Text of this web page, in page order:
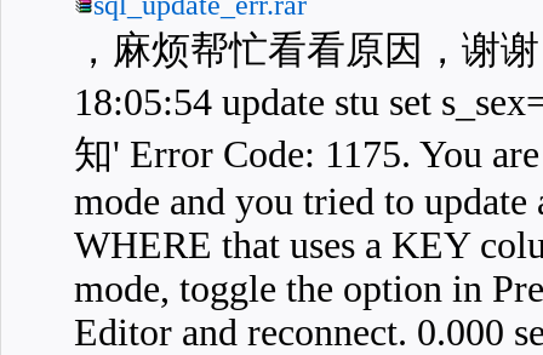
，麻烦帮忙看看原因，谢谢
18:05:54 update stu set
知' Error Code: 1175. You
mode and you tried to
WHERE that uses a KEY
mode, toggle the option in
Editor and reconnect. 0.000